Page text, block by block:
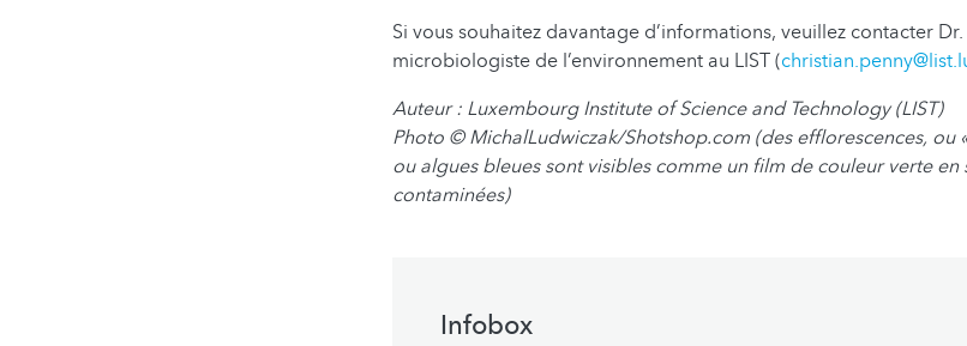
Si vous souhaitez davantage d’informations, veuillez contacter Dr.
microbiologiste de l’environnement au LIST (
Auteur : Luxembourg Institute of Science and Technology (LIST)
Photo © MichalLudwiczak/Shotshop.com (des efflorescences, ou
ou algues bleues sont visibles comme un film de couleur verte en
contaminées)
Infobox